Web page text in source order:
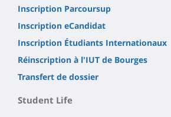
Inscription Parcoursup
Inscription eCandidat
Inscription Étudiants Internationaux
Réinscription à l'IUT de Bourges
Transfert de dossier
Student Life